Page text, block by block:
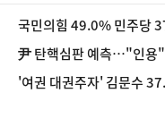
국민의힘 49.0% 민주당
尹 탄핵심판 예측…"인용
'여권 대권주자' 김문수